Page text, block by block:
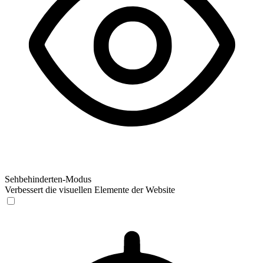
Sehbehinderten-Modus
Verbessert die visuellen Elemente der Website